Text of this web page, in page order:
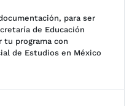
para ser
de Educación
tu programa con
de Estudios en México